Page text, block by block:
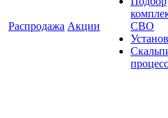
Распродажа Акции
СВО